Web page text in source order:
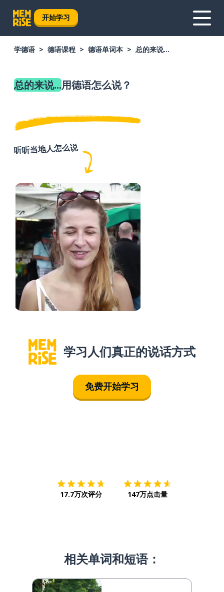
开始学习
学德语 德语课程 德语单词本 总的来说...
总的来说...用德语怎么说？
听听当地人怎么说
学习人们真正的说话方式
免费开始学习
17.7万次评分 147万点击量
相关单词和短语：